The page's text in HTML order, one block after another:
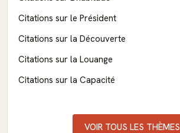
Citations sur le Président
Citations sur la Découverte
Citations sur la Louange
Citations sur la Capacité
VOIR TOUS LES THÈMES